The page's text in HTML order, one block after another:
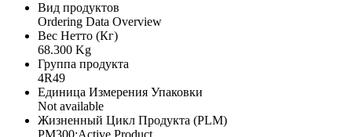
Вид продуктов
Ordering Data Overview
Вес Нетто (Кг)
68.300 Kg
Группа продукта
4R49
Единица Измерения Упаковки
Not available
Жизненный Цикл Продукта (PLM)